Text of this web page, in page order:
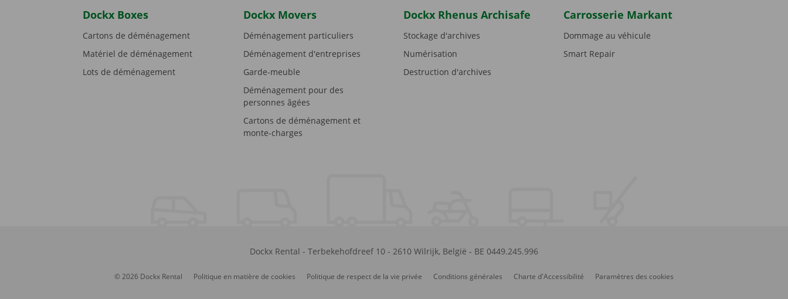
Dockx Boxes
Cartons de déménagement
Matériel de déménagement
Lots de déménagement
Dockx Movers
Déménagement particuliers
Déménagement d'entreprises
Garde-meuble
Déménagement pour des
personnes âgées
Cartons de déménagement et
monte-charges
Dockx Rhenus Archisafe
Stockage d'archives
Numérisation
Destruction d'archives
Carrosserie Markant
Dommage au véhicule
Smart Repair
Dockx Rental - Terbekehofdreef 10- 2610 Wilrijk, België - BE 0449.245.996
© 2026 Dockx Rental Politique en matière de cookies Politique de respect de la vie privée Conditions générales Charte d'Accessibilité Paramètres des cookies